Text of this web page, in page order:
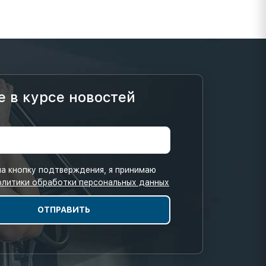
в курсе новостей
кнопку подтверждения, я принимаю
обработки персональных данных